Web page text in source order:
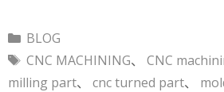
分
类
BLOG
标
签
CNC MACHINING、 CNC
milling part、 cnc turned part、